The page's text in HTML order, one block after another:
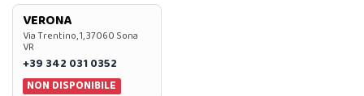
VERONA
Via Trentino, 1, 37060 Sona
VR
+39 342 031 0352
NON DISPONIBILE